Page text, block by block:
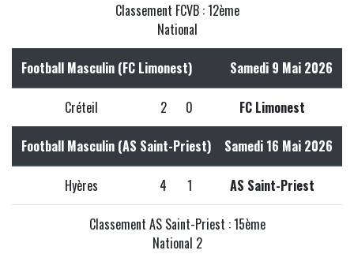
Classement FCVB : 12ème
National
Football Masculin (FC Limonest) Samedi 9 Mai 2026
Créteil 2 0 FC Limonest
Football Masculin (AS Saint-Priest) Samedi 16 Mai 2026
Hyères 4 1 AS Saint-Priest
Classement AS Saint-Priest : 15ème
National 2